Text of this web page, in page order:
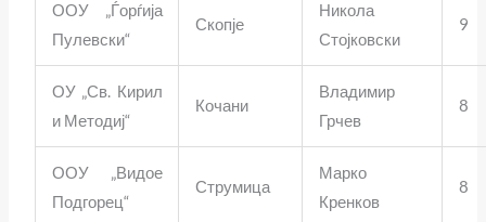
ООУ „Ѓорѓија
Пулевски“
Скопје
Никола
Стојковски
9
ОУ „Св. Кирил
и Методиј“
Кочани
Владимир
Грчев
8
ООУ „Видое
Подгорец“
Струмица
Марко
Кренков
8